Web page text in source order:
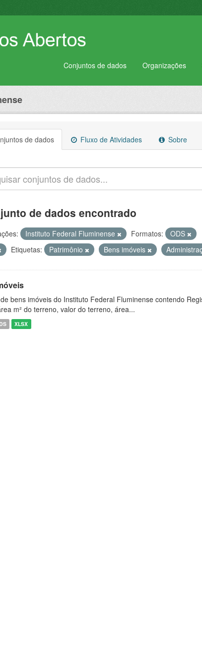
Conjuntos de dados Organizações
de dados Fluxo de Atividades Sobre
de dados encontrado
Instituto Federal Fluminense Formatos:
ODS
Etiquetas: Patrimônio Bens imóveis
bens imóveis do Instituto Federal Fluminense contendo
m² do terreno, valor do terreno, área...
XLSX